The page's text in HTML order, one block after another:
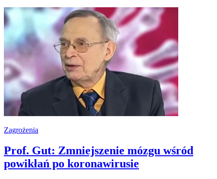
Zagrożenia
Prof. Gut: Zmniejszenie mózgu wśród
powikłań po koronawirusie